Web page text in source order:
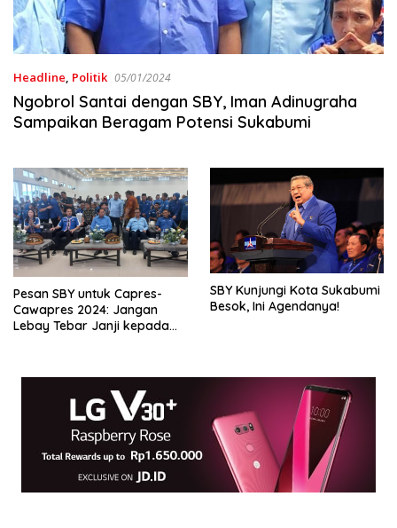
Headline, Politik 05/01/2024
Ngobrol Santai dengan SBY, Iman Adinugraha
Sampaikan Beragam Potensi Sukabumi
Pesan SBY untuk Capres-
Cawapres 2024: Jangan
Lebay Tebar Janji kepada
SBY Kunjungi Kota Sukabumi
Besok, Ini Agendanya!